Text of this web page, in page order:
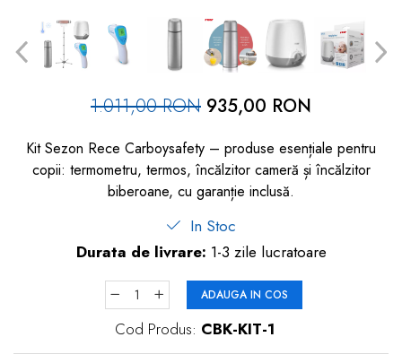
dopuri de urechi
Produse îngrijire copii
1.011,00 RON 935,00 RON
Kit Sezon Rece Carboysafety – produse esențiale pentru
copii: termometru, termos, încălzitor cameră și încălzitor
biberoane, cu garanție inclusă.
In Stoc
Durata de livrare: 1-3 zile lucratoare
ADAUGA IN COS
Cod Produs: CBK-KIT-1